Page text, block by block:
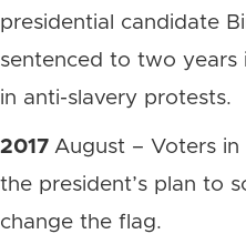
presidential candidate
sentenced to two
in anti-slavery protests.
2017 August – Voters
the president’s plan to
change the flag.